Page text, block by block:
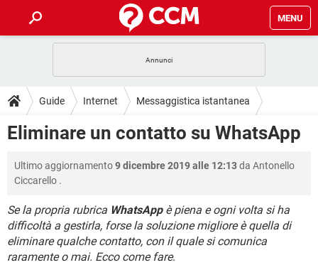
MENU
INTRATTENIMENTO ANDROID
iOS WINDOWS 10
TIKTOK
GUIDE
COVID-19
INTRATTENIMENTO ANDROID
iOS WINDOWS 10
TIKTOK FACEBOOK
HARDWARE
DOWNLOAD
INTRATTENIMENTO
INSTAGRAM WHATSAPP
FACEBOOK
FORUM
INTRATTENIMENTO ANDROID
iOS WINDOWS 10
INSTAGRAM WHATSAPP
COVID-19 GAMING
INTRATTENIMENTO ANDROID
Guide Internet Messaggistica istantanea
Eliminare un contatto su WhatsApp
Ultimo aggiornamento9 dicembre 2019 alle 12:13da Antonello
Ciccarello .
Se la propria rubrica WhatsAppè piena e ogni volta si ha
difficoltà a gestirla, forse la soluzione migliore è quella di
eliminare qualche contatto, con il quale si comunica
raramente o mai. Ecco come fare.